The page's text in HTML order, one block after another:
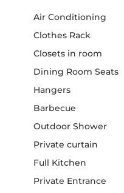
Air Conditioning
Clothes Rack
Closets in room
Dining Room Seats
Hangers
Barbecue
Outdoor Shower
Private curtain
Full Kitchen
Private Entrance